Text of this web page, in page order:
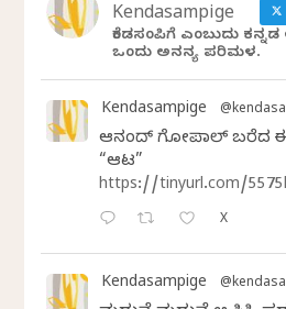
Kendasampige
ಕೆಂಡಸಂಪಿಗೆ ಎಂಬುದು
ಒಂದು ಅನನ್ಯ ಪರಿಮಳ.
Kendasampige
ಆನಂದ್‌ ಗೋಪಾಲ್‌ ಬರೆದ ಈ
“ಆಟ”
https://tinyurl.com/
X
Kendasampige